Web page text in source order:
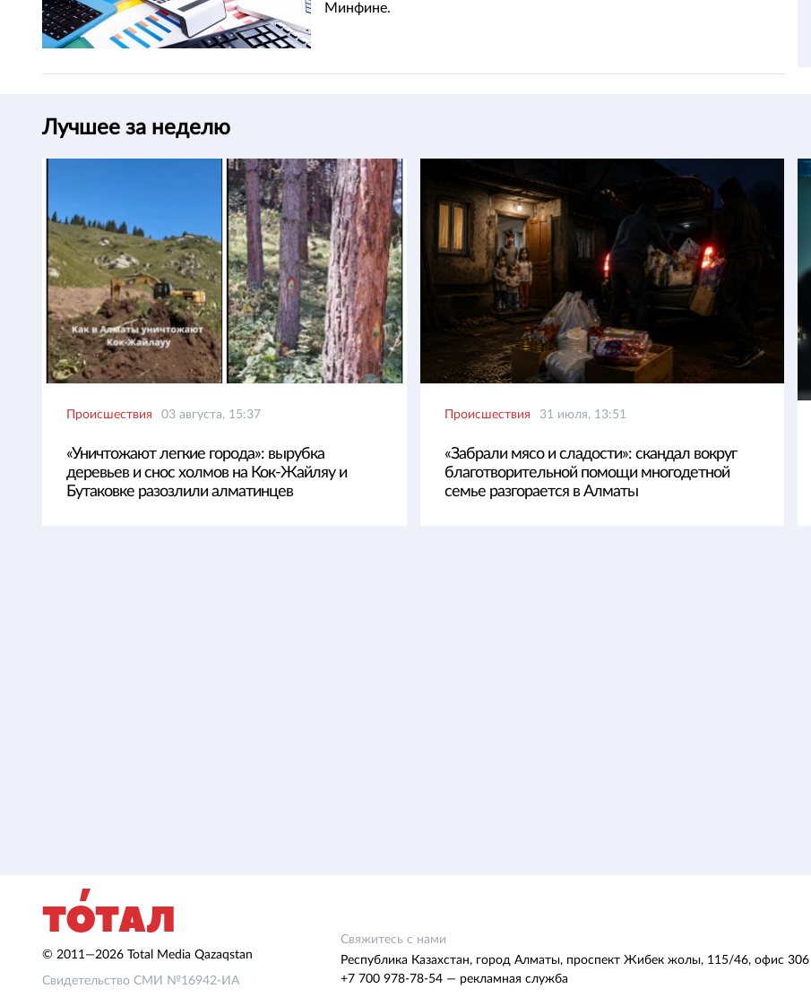
Минфине.
Лучшее за неделю
Происшествия 03 августа, 15:37
«Уничтожают легкие города»: вырубка
деревьев и снос холмов на Кок-Жайляу и
Бутаковке разозлили алматинцев
Происшествия 31 июля, 13:51
«Забрали мясо и сладости»: скандал вокруг
благотворительной помощи многодетной
семье разгорается в Алматы
© 2011—2026 Total Media Qazaqstan
Свидетельство СМИ №16942-ИА
Свяжитесь с нами
Республика Казахстан, город Алматы, проспект Жибек жолы, 115/46, офис 306
+7 700 978-78-54 — рекламная служба